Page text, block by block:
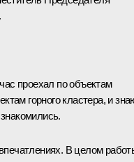
проехал по объектам
горного кластера, и
В целом